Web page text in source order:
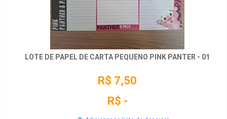
LOTE DE PAPEL DE CARTA PEQUENO PINK PANTER - 01
R$ 7,50
R$ -